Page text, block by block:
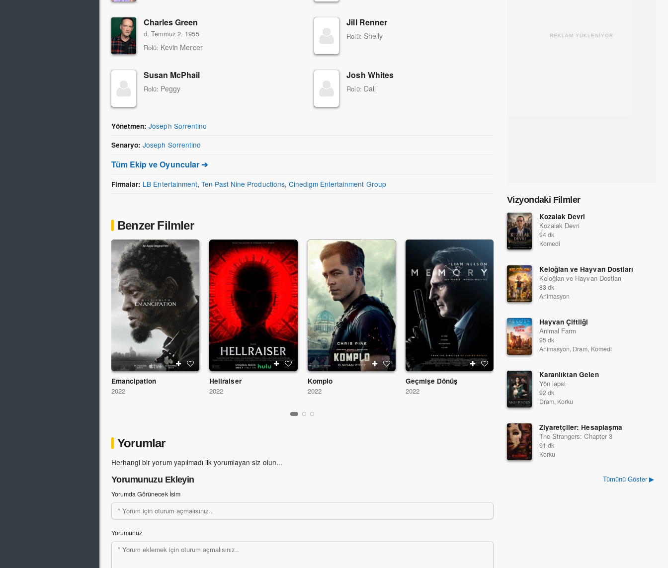
Charles Green
d. Temmuz 2, 1955
Rolü: Kevin Mercer
Jill Renner
Rolü: Shelly
Susan McPhail
Rolü: Peggy
Josh Whites
Rolü: Dall
Yönetmen: Joseph Sorrentino
Senaryo: Joseph Sorrentino
Tüm Ekip ve Oyuncular ➔
Firmalar: LB Entertainment, Ten Past Nine Productions, Cinedigm Entertainment Group
Benzer Filmler
Emancipation
2022
Hellraiser
2022
Komplo
2022
Geçmişe Dönüş
2022
Cennet Otoyolu
2022
Yorumlar
Herhangi bir yorum yapılmadı ilk yorumlayan siz olun...
Yorumunuzu Ekleyin
Yorumda Görünecek İsim
Yorumunuz
REKLAM YÜKLENİYOR
Vizyondaki Filmler
Kozalak Devri
Kozalak Devri
94 dk
Komedi
Keloğlan ve Hayvan Dostları
Keloğlan ve Hayvan Dostları
83 dk
Animasyon
Hayvan Çiftliği
Animal Farm
95 dk
Animasyon, Dram, Komedi
Karanlıktan Gelen
Yön lapsi
92 dk
Dram, Korku
Ziyaretçiler: Hesaplaşma
The Strangers: Chapter 3
91 dk
Korku
Tümünü Göster ▶